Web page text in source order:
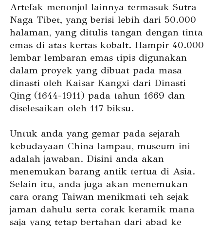
Artefak menonjol lainnya termasuk Sutra
Naga Tibet, yang berisi lebih dari 50.000
halaman, yang ditulis tangan dengan tinta
emas di atas kertas kobalt. Hampir 40.000
lembar lembaran emas tipis digunakan
dalam proyek yang dibuat pada masa
dinasti oleh Kaisar Kangxi dari Dinasti
Qing (1644-1911) pada tahun 1669 dan
diselesaikan oleh 117 biksu.
Untuk anda yang gemar pada sejarah
kebudayaan China lampau, museum ini
adalah jawaban. Disini anda akan
menemukan barang antik tertua di Asia.
Selain itu, anda juga akan menemukan
cara orang Taiwan menikmati teh sejak
jaman dahulu serta corak keramik mana
saja yang tetap bertahan dari abad ke